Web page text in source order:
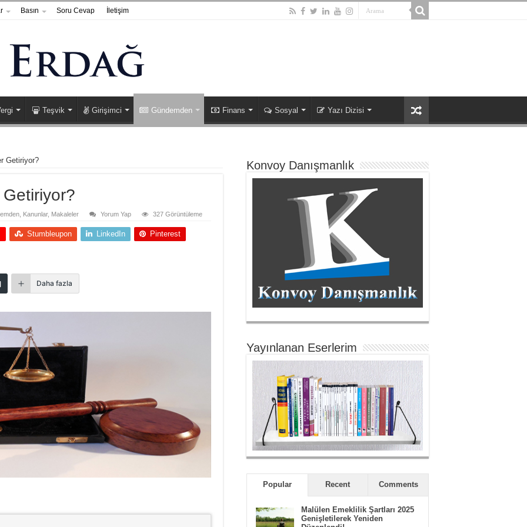
Basın Soru Cevap İletişim
Teşvik Girişimci Gündemden Finans Sosyal Yazı Dizisi
Getiriyor?
Kanunlar, Makaleler Yorum Yap 327 Görüntüleme
Stumbleupon LinkedIn Pinterest
Daha fazla
Konvoy Danışmanlık
Yayınlanan Eserlerim
Popular Recent Comments
Malülen Emeklilik Şartları 2025
Genişletilerek Yeniden